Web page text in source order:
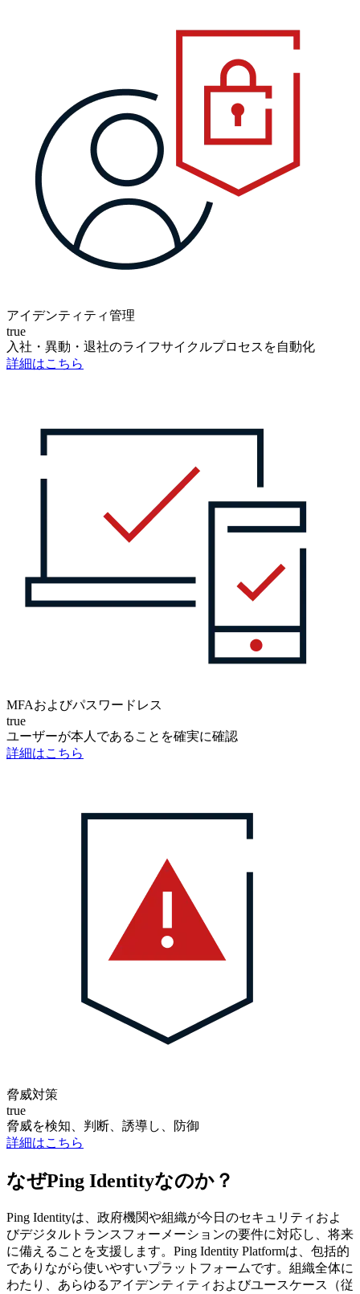
アイデンティティ管理
true
入社・異動・退社のライフサイクルプロセスを自動化
詳細はこちら
MFAおよびパスワードレス
true
ユーザーが本人であることを確実に確認
詳細はこちら
脅威対策
true
脅威を検知、判断、誘導し、防御
詳細はこちら
なぜPing Identityなのか？
Ping Identityは、政府機関や組織が今日のセキュリティおよ
びデジタルトランスフォーメーションの要件に対応し、将来
に備えることを支援します。Ping Identity Platformは、包括的
でありながら使いやすいプラットフォームです。組織全体に
わたり、あらゆるアイデンティティおよびユースケース（従